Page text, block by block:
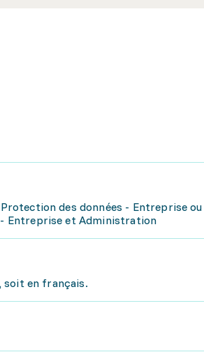
des données - Entreprise
- Entreprise et Administration
soit en français.